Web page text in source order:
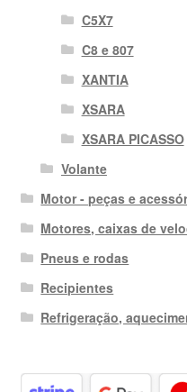
C5X7
C8 e 807
XANTIA
XSARA
XSARA PICASSO
Volante
Motor - peças e
Motores, caixas de
Pneus e rodas
Recipientes
Refrigeração,